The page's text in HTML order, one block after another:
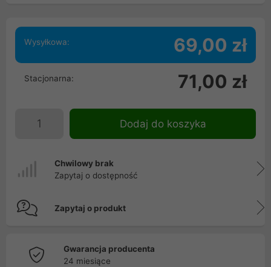
Wysyłkowa: 69,00 zł
Stacjonarna: 71,00 zł
Dodaj do koszyka
Chwilowy brak
Zapytaj o dostępność
Zapytaj o produkt
Gwarancja producenta
24 miesiące